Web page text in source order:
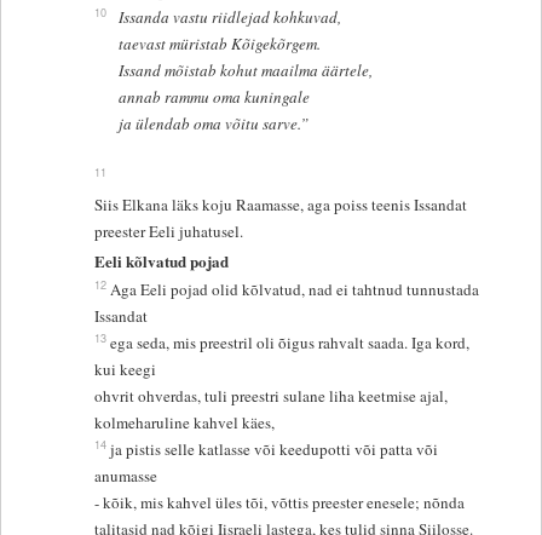
10
Issanda vastu riidlejad kohkuvad,
taevast müristab Kõigekõrgem.
Issand mõistab kohut maailma äärtele,
annab rammu oma kuningale
ja ülendab oma võitu sarve.”
11
Siis Elkana läks koju Raamasse, aga poiss teenis Issandat
preester Eeli juhatusel.
Eeli kõlvatud pojad
12 Aga Eeli pojad olid kõlvatud, nad ei tahtnud tunnustada
Issandat
13 ega seda, mis preestril oli õigus rahvalt saada. Iga kord,
kui keegi
ohvrit ohverdas, tuli preestri sulane liha keetmise ajal,
kolmeharuline kahvel käes,
14 ja pistis selle katlasse või keedupotti või patta või
anumasse
- kõik, mis kahvel üles tõi, võttis preester enesele; nõnda
talitasid nad kõigi Iisraeli lastega, kes tulid sinna Siilosse.